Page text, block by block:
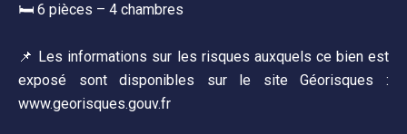
🛏 6 pièces – 4 chambres
📌 Les informations sur les risques auxquels ce bien est
exposé sont disponibles sur le site Géorisques :
www.georisques.gouv.fr